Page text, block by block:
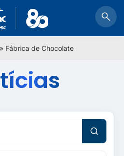
» Fábrica de Chocolate